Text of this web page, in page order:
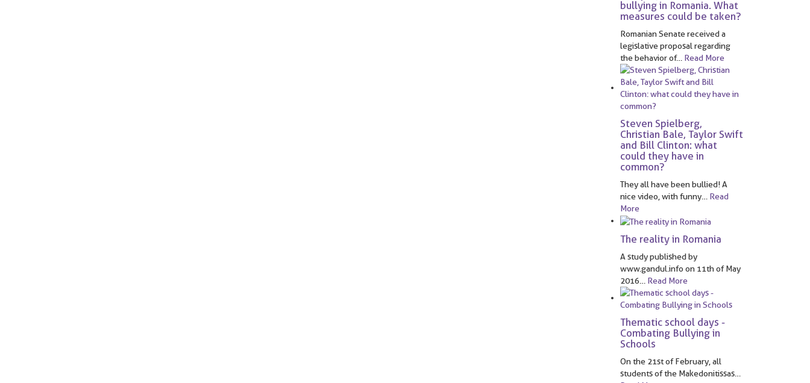
bullying in Romania. What
measures could be taken?
Romanian Senate received a
legislative proposal regarding
the behavior of… Read More
Steven Spielberg,
Christian Bale, Taylor Swift
and Bill Clinton: what
could they have in
common?
They all have been bullied! A
nice video, with funny…
Read
More
The reality in Romania
A study published by
www.gandul.info on 11th of May
2016
Read More
Thematic school days -
Combating Bullying in
Schools
On the 21st of February, all
students of the Makedonitissas…